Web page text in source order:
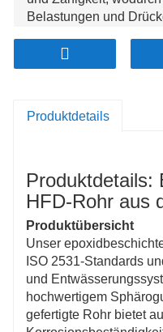
Belastungen und
Mehrere
Erhältlich in Größen
Kosteneffizienz und
bieten über die
ein hervorragendes
Umweltfreundlich
Diese aus
den Umweltstandards
sicher für den
Nachhaltigkeitszielen
Produktdetails
Produktdetails:
HFD-Rohr aus
Produktübersicht
Unser
ISO 2531-Standards
und
hochwertigem
gefertigte Rohr bietet